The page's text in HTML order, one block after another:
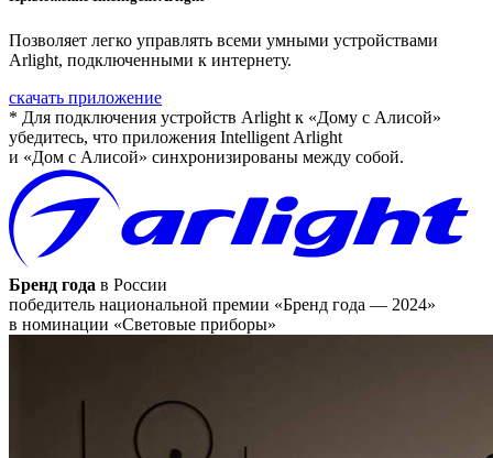
Позволяет легко управлять всеми умными устройствами
Arlight, подключенными к интернету.
скачать приложение
* Для подключения устройств Arlight к «Дому с Алисой»
убедитесь, что приложения Intelligent Arlight
и «Дом с Алисой» синхронизированы между собой.
Бренд года в России
победитель национальной премии «Бренд года — 2024»
в номинации «Световые приборы»